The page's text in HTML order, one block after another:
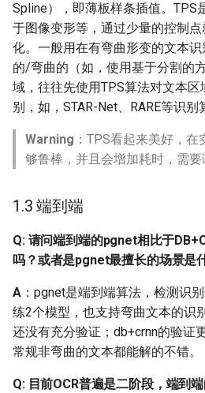
Q：弯曲文本有试过
opencv的TPS进行弯曲校
正吗？
Q: 如何识别招牌或者广告
图中的艺术字？
Q: 使用预训练模型进行预
测，对于特定字符识别识
别效果较差，怎么解决？
Q: 在使用训练好的识别模
型进行预测的时候，发现
有很多重复的字，这个怎
么解决呢？
Q: 图像正常识别出来的文
Spline），即薄板样条插值。TPS
于图像变形等，通过少量的控制
化。一般用在有弯曲形变的文本
的/弯曲的（如，使用基于分割的
域，往往先使用TPS算法对文本
别，如，STAR-Net、RARE等识别
Warning ：TPS看起来美好，
够鲁棒，并且会增加耗时，需要
1.3 端到端
Q: 请问端到端的pgnet相比于
吗？或者是pgnet最擅长的场景是
A ：pgnet是端到端算法，检测识
练2个模型，也支持弯曲文本的识
还没有充分验证；db+crnn的验证
常规非弯曲的文本都能解的不错。
Q: 目前OCR普遍是二阶段，端到